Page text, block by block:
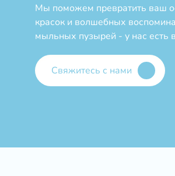
Мы поможем превратить ваш
красок и волшебных
мыльных пузырей - у нас есть
Свяжитесь с нами